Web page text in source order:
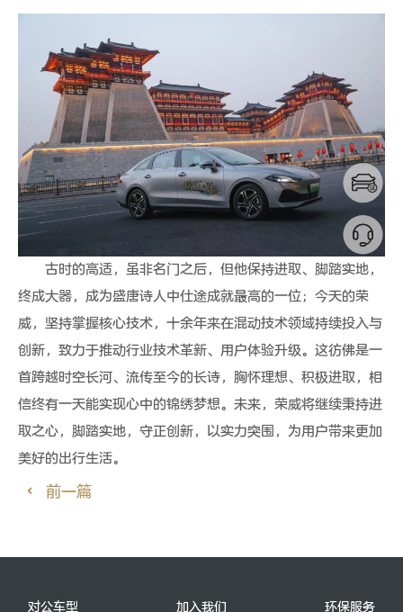
古时的高适，虽非名门之后，但他保持进取、脚踏实地，
终成大器，成为盛唐诗人中仕途成就最高的一位；今天的荣
威，坚持掌握核心技术，十余年来在混动技术领域持续投入与
创新，致力于推动行业技术革新、用户体验升级。这彷佛是一
首跨越时空长河、流传至今的长诗，胸怀理想、积极进取，相
信终有一天能实现心中的锦绣梦想。未来，荣威将继续秉持进
取之心，脚踏实地，守正创新，以实力突围，为用户带来更加
美好的出行生活。
前一篇
对公车型 加入我们 环保服务